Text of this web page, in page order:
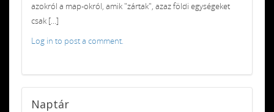
azokról a map-okról, amik "zártak", azaz földi egységeket
csak [...]
Log in to post a comment.
Naptár